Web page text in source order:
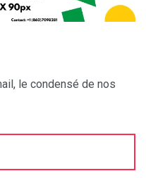
le condensé de nos